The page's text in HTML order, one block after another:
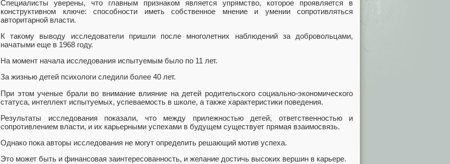
Специалисты уверены, что главным признаком является упрямство, которое проявляется в
конструктивном ключе: способности иметь собственное мнение и умении сопротивляться
авторитарной власти.
К такому выводу исследователи пришли после многолетних наблюдений за добровольцами,
начатыми еще в 1968 году.
На момент начала исследования испытуемым было по 11 лет.
За жизнью детей психологи следили более 40 лет.
При этом ученые брали во внимание влияние на детей родительского социально-экономического
статуса, интеллект испытуемых, успеваемость в школе, а также характеристики поведения.
Результаты исследования показали, что между прилежностью детей, ответственностью и
сопротивлением власти, и их карьерными успехами в будущем существует прямая взаимосвязь.
Однако пока авторы исследования не могут определить решающий мотив успеха.
Это может быть и финансовая заинтересованность, и желание достичь высоких вершин в карьере.